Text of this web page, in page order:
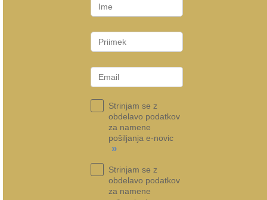
Strinjam se z
obdelavo podatkov
za namene
pošiljanja e-novic
»
Strinjam se z
obdelavo podatkov
za namene